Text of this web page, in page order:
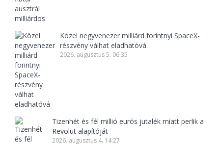
Közel negyvenezer milliárd forintnyi SpaceX-
részvény válhat eladhatóvá
2026. augusztus 5. 06:35
Tizenhét és fél millió eurós jutalék miatt perlik a
Revolut alapítóját
2026. augusztus 4. 14:27